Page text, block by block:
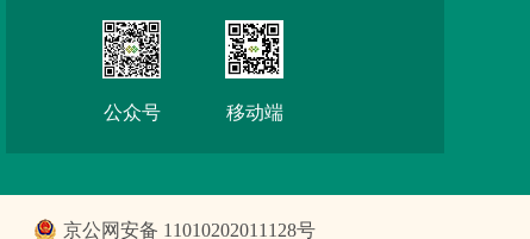
搜狐
网易
腾讯
公众号
移动端
京公网安备 11010202011128号